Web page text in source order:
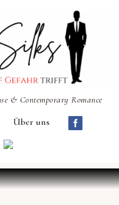
& Contemporary Romance
Über uns